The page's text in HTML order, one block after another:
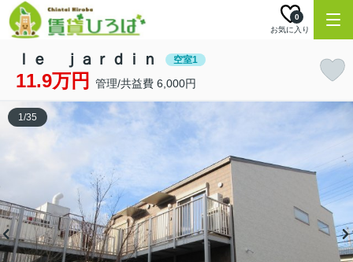
お気に入り
0
ｌｅ ｊａｒｄｉｎ 空室1
11.9万円 管理/共益費 6,000円
1/35